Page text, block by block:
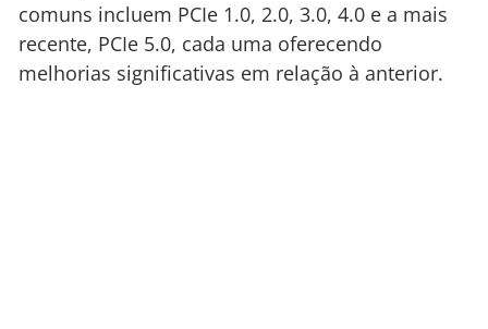
comuns incluem PCIe 1.0, 2.0, 3.0, 4.0 e a mais
recente, PCIe 5.0, cada uma oferecendo
melhorias significativas em relação à anterior.